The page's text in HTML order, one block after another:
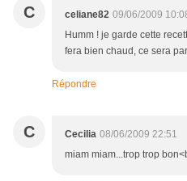
C celiane82 09/06/2009
Humm ! je garde cette
fera bien chaud, ce sera
Répondre
C Cecilia 08/06/2009 22:51
miam miam...trop trop